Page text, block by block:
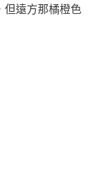
但遠方那橘橙色